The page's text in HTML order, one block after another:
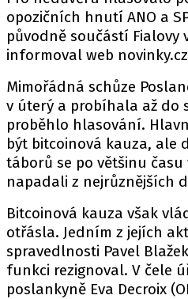
opozičních hnutí ANO a
původně součástí Fialovy
informoval web
Mimořádná schůze
v úterý a probíhala až do
proběhlo hlasování.
být bitcoinová kauza, ale
táborů se po většinu času
napadali z nejrůznějších
Bitcoinová kauza však
otřásla. Jedním z jejích
spravedlnosti Pavel
funkci rezignoval. V čele
poslankyně Eva Decroix